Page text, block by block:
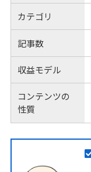
カテゴリ
記事数
収益モデル
コンテンツの
性質